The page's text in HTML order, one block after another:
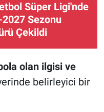
Süper Ligi'nde
Sezonu
Çekildi
olan ilgisi ve
belirleyici bir